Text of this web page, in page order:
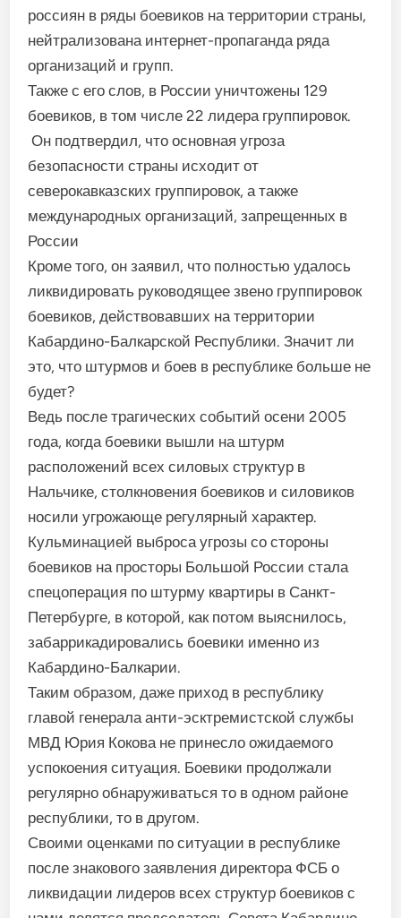
россиян в ряды боевиков на территории страны,
нейтрализована интернет-пропаганда ряда
организаций и групп.
Также с его слов, в России уничтожены 129
боевиков, в том числе 22 лидера группировок.
Он подтвердил, что основная угроза
безопасности страны исходит от
северокавказских группировок, а также
международных организаций, запрещенных в
России
Кроме того, он заявил, что полностью удалось
ликвидировать руководящее звено группировок
боевиков, действовавших на территории
Кабардино-Балкарской Республики. Значит ли
это, что штурмов и боев в республике больше не
будет?
Ведь после трагических событий осени 2005
года, когда боевики вышли на штурм
расположений всех силовых структур в
Нальчике, столкновения боевиков и силовиков
носили угрожающе регулярный характер.
Кульминацией выброса угрозы со стороны
боевиков на просторы Большой России стала
спецоперация по штурму квартиры в Санкт-
Петербурге, в которой, как потом выяснилось,
забаррикадировались боевики именно из
Кабардино-Балкарии.
Таким образом, даже приход в республику
главой генерала анти-эсктремистской службы
МВД Юрия Кокова не принесло ожидаемого
успокоения ситуация. Боевики продолжали
регулярно обнаруживаться то в одном районе
республики, то в другом.
Своими оценками по ситуации в республике
после знакового заявления директора ФСБ о
ликвидации лидеров всех структур боевиков с